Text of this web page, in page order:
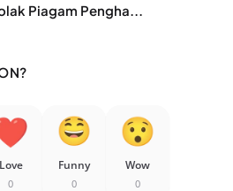
Piagam Pengha...
Love
0
Funny
0
Wow
0